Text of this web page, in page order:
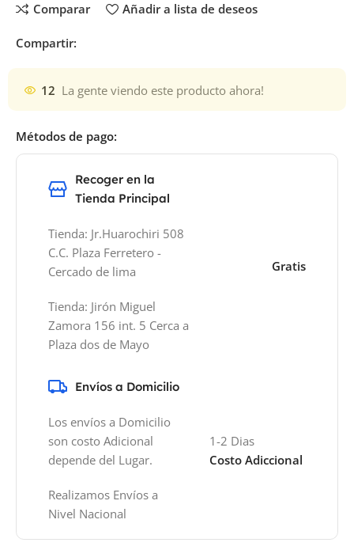
Comparar Añadir a lista de deseos
Compartir:
12 La gente viendo este producto ahora!
Métodos de pago:
Recoger en la
Tienda Principal
Tienda: Jr.Huarochiri 508
C.C. Plaza Ferretero -
Cercado de lima
Tienda: Jirón Miguel
Zamora 156 int. 5 Cerca a
Plaza dos de Mayo
Gratis
Envíos a Domicilio
Los envíos a Domicilio
son costo Adicional
depende del Lugar.
Realizamos Envíos a
Nivel Nacional
1-2 Dias
Costo Adiccional